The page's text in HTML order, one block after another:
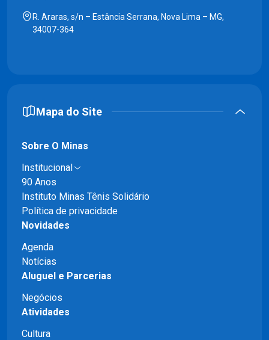
R. Araras, s/n – Estância Serrana, Nova Lima – MG,
34007-364
Mapa do Site
Sobre O Minas
Institucional
90 Anos
Instituto Minas Tênis Solidário
Política de privacidade
Novidades
Agenda
Notícias
Aluguel e Parcerias
Negócios
Atividades
Cultura